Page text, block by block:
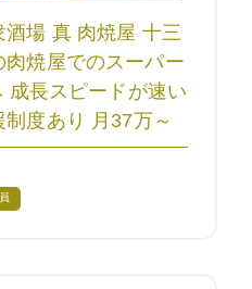
酒場 真 肉焼屋 十三
焼屋でのスーパー
成長スピードが速い
度あり 月37万～